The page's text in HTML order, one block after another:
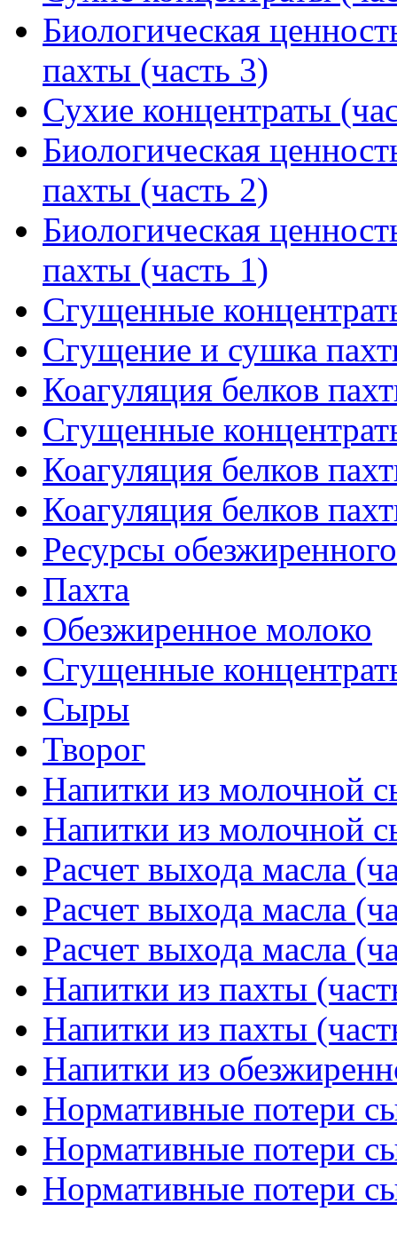
Биологическая
пахты (часть 3)
Сухие концентраты
Биологическая
пахты (часть 2)
Биологическая
пахты (часть 1)
Сгущенные
Сгущение и сушка
Коагуляция белков
Сгущенные
Коагуляция белков
Коагуляция белков
Ресурсы
Пахта
Обезжиренное молоко
Сгущенные
Сыры
Творог
Напитки из молочной
Напитки из молочной
Расчет выхода масла
Расчет выхода масла
Расчет выхода масла
Напитки из пахты
Напитки из пахты
Напитки из
Нормативные потери
Нормативные потери
Нормативные потери